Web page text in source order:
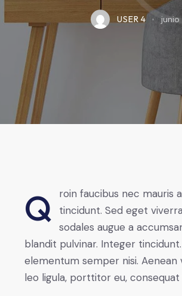
USER 4
Qroin faucibus nec mauris a sodales, sed elementum mi
tincidunt. Sed eget
sodales augue a
blandit pulvinar. Integer
elementum semper nisi.
leo ligula, porttitor eu,